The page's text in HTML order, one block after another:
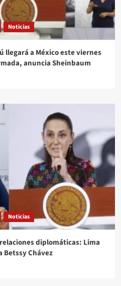
Noticias
llegará a México este viernes
anuncia Sheinbaum
Noticias
diplomáticas: Lima
Betssy Chávez